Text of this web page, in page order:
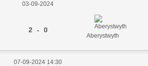
03-09-2024
2 - 0
Aberystwyth
07-09-2024 14:30